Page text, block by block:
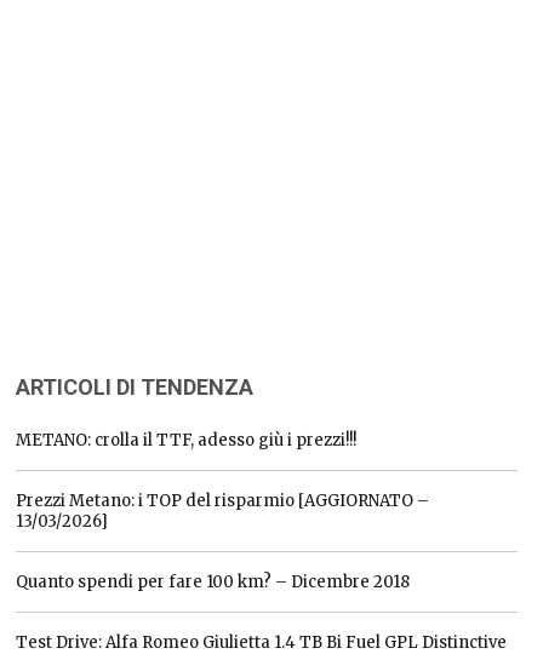
ARTICOLI DI TENDENZA
METANO: crolla il TTF, adesso giù i prezzi!!!
Prezzi Metano: i TOP del risparmio [AGGIORNATO –
13/03/2026]
Quanto spendi per fare 100 km? – Dicembre 2018
Test Drive: Alfa Romeo Giulietta 1.4 TB Bi Fuel GPL Distinctive